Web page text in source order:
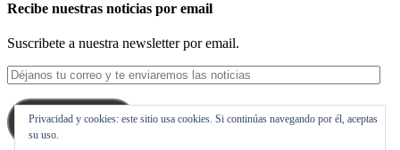
Recibe nuestras noticias por email
Suscribete a nuestra newsletter por email.
Déjanos
tu
correo
y
te
Suscribirse
Privacidad y cookies: este sitio usa cookies. Si continúas navegando por él, aceptas
su uso.